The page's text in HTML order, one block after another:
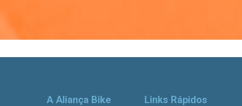
A Aliança Bike Links Rápidos